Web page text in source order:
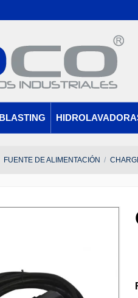
BLASTING
FUENTE DE ALIMENTACIÓN